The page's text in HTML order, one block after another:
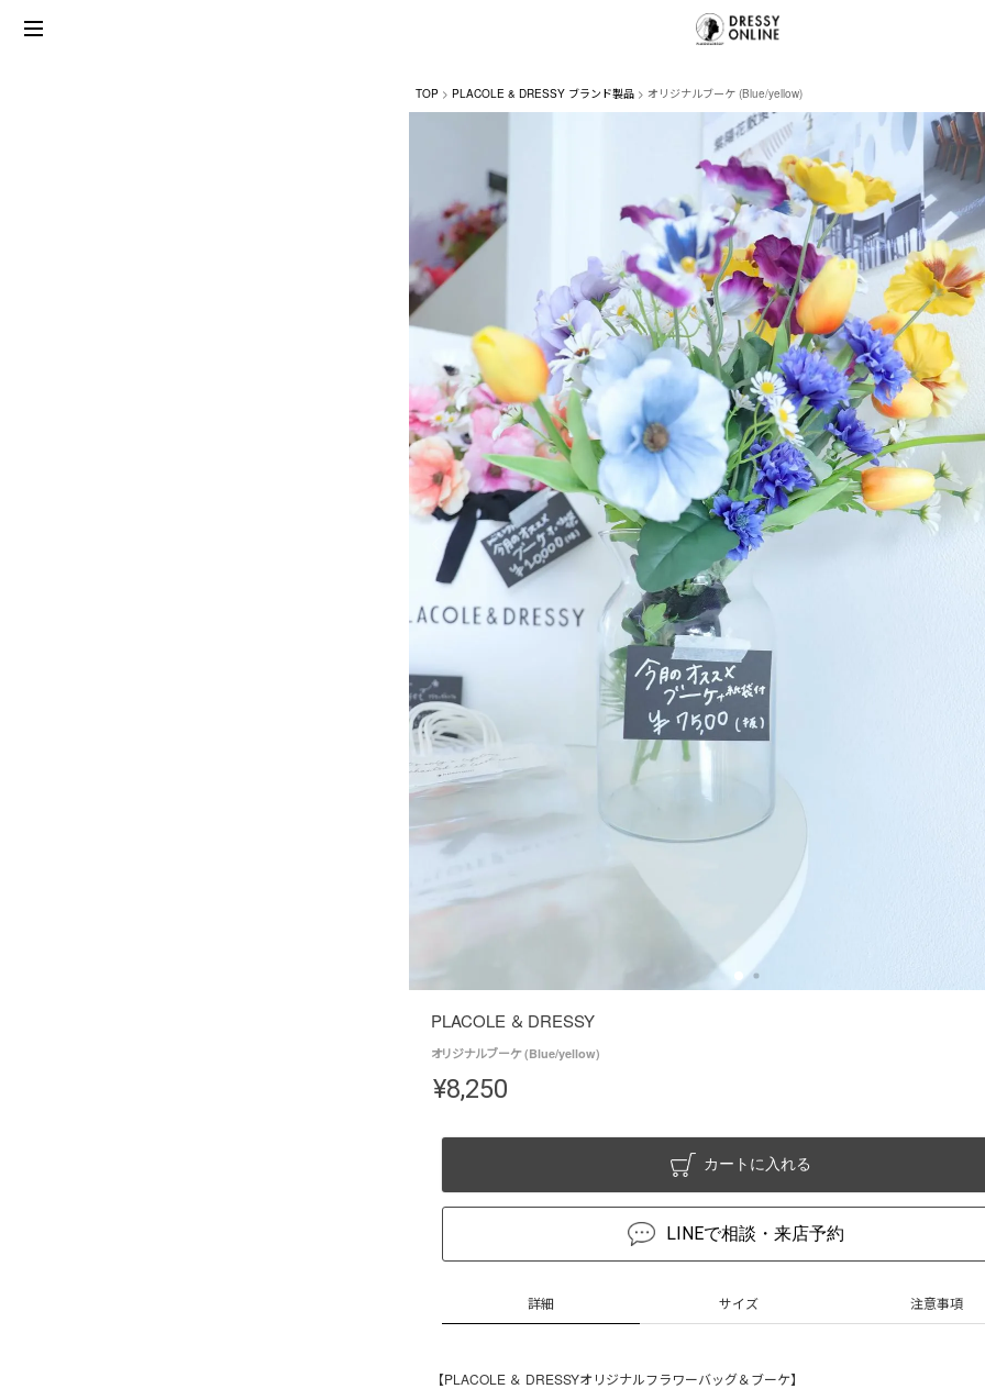
TOP PLACOLE & DRESSY ブランド製品 オリジナルブーケ (Blue/yellow)
PLACOLE ＆ DRESSY
オリジナルブーケ (Blue/yellow)
¥8,250
カートに入れる
LINEで相談・来店予約
詳細 サイズ 注意事項
【PLACOLE ＆ DRESSYオリジナルフラワーバッグ＆ブーケ】